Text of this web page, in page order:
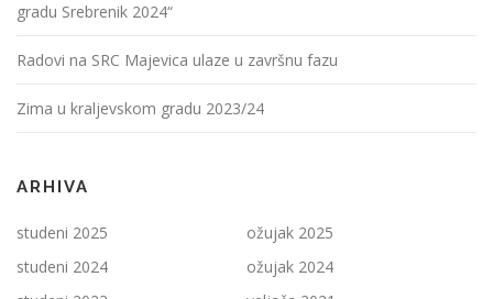
gradu Srebrenik 2024“
Radovi na SRC Majevica ulaze u završnu fazu
Zima u kraljevskom gradu 2023/24
ARHIVA
studeni 2025
ožujak 2025
studeni 2024
ožujak 2024